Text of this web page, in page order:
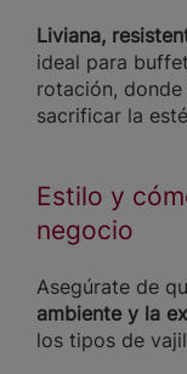
Liviana,
ideal para
rotación,
sacrificar la
Estilo y
negocio
Asegúrate de
ambiente y la
los tipos de